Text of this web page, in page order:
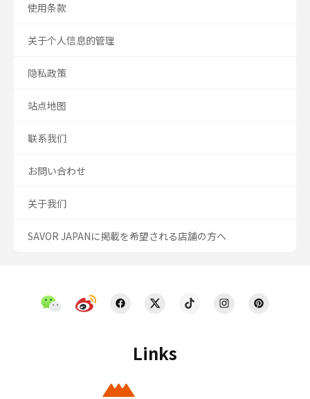
Links
使用条款
关于个人信息的管理
隐私政策
站点地图
联系我们
お問い合わせ
关于我们
SAVOR JAPANに掲載を希望される店舗の方へ